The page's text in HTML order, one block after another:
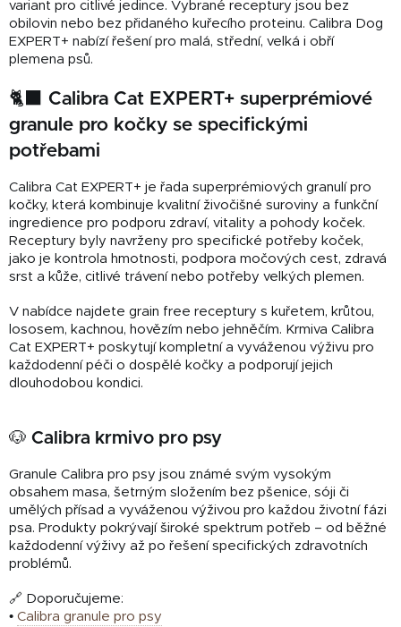
variant pro citlivé jedince. Vybrané receptury jsou bez
obilovin nebo bez přidaného kuřecího proteinu. Calibra Dog
EXPERT+ nabízí řešení pro malá, střední, velká i obří
plemena psů.
🐈‍⬛ Calibra Cat EXPERT+ superprémiové
granule pro kočky se specifickými
potřebami
Calibra Cat EXPERT+ je řada superprémiových granulí pro
kočky, která kombinuje kvalitní živočišné suroviny a funkční
ingredience pro podporu zdraví, vitality a pohody koček.
Receptury byly navrženy pro specifické potřeby koček,
jako je kontrola hmotnosti, podpora močových cest, zdravá
srst a kůže, citlivé trávení nebo potřeby velkých plemen.
V nabídce najdete grain free receptury s kuřetem, krůtou,
lososem, kachnou, hovězím nebo jehněčím. Krmiva Calibra
Cat EXPERT+ poskytují kompletní a vyváženou výživu pro
každodenní péči o dospělé kočky a podporují jejich
dlouhodobou kondici.
🐶 Calibra krmivo pro psy
Granule Calibra pro psy jsou známé svým vysokým
obsahem masa, šetrným složením bez pšenice, sóji či
umělých přísad a vyváženou výživou pro každou životní fázi
psa. Produkty pokrývají široké spektrum potřeb – od běžné
každodenní výživy až po řešení specifických zdravotních
problémů.
🔗 Doporučujeme:
• Calibra granule pro psy